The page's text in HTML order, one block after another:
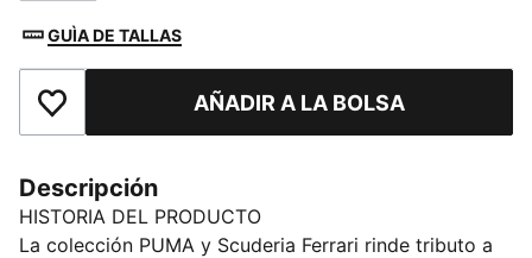
GUÌA DE TALLAS
Añade a favoritosAÑADIR A LA BOLSA
Descripción
HISTORIA DEL PRODUCTO
La colección PUMA y Scuderia Ferrari rinde tributo a